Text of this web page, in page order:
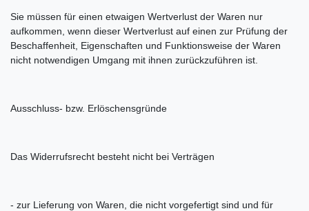
Sie müssen für einen etwaigen Wertverlust der Waren nur
aufkommen, wenn dieser Wertverlust auf einen zur Prüfung der
Beschaffenheit, Eigenschaften und Funktionsweise der Waren
nicht notwendigen Umgang mit ihnen zurückzuführen ist.
Ausschluss- bzw. Erlöschensgründe
Das Widerrufsrecht besteht nicht bei Verträgen
- zur Lieferung von Waren, die nicht vorgefertigt sind und für